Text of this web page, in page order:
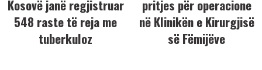
Kosovë janë regjistruar
548 raste të reja me
tuberkuloz
pritjes për operacione
në Klinikën e Kirurgjisë
së Fëmijëve